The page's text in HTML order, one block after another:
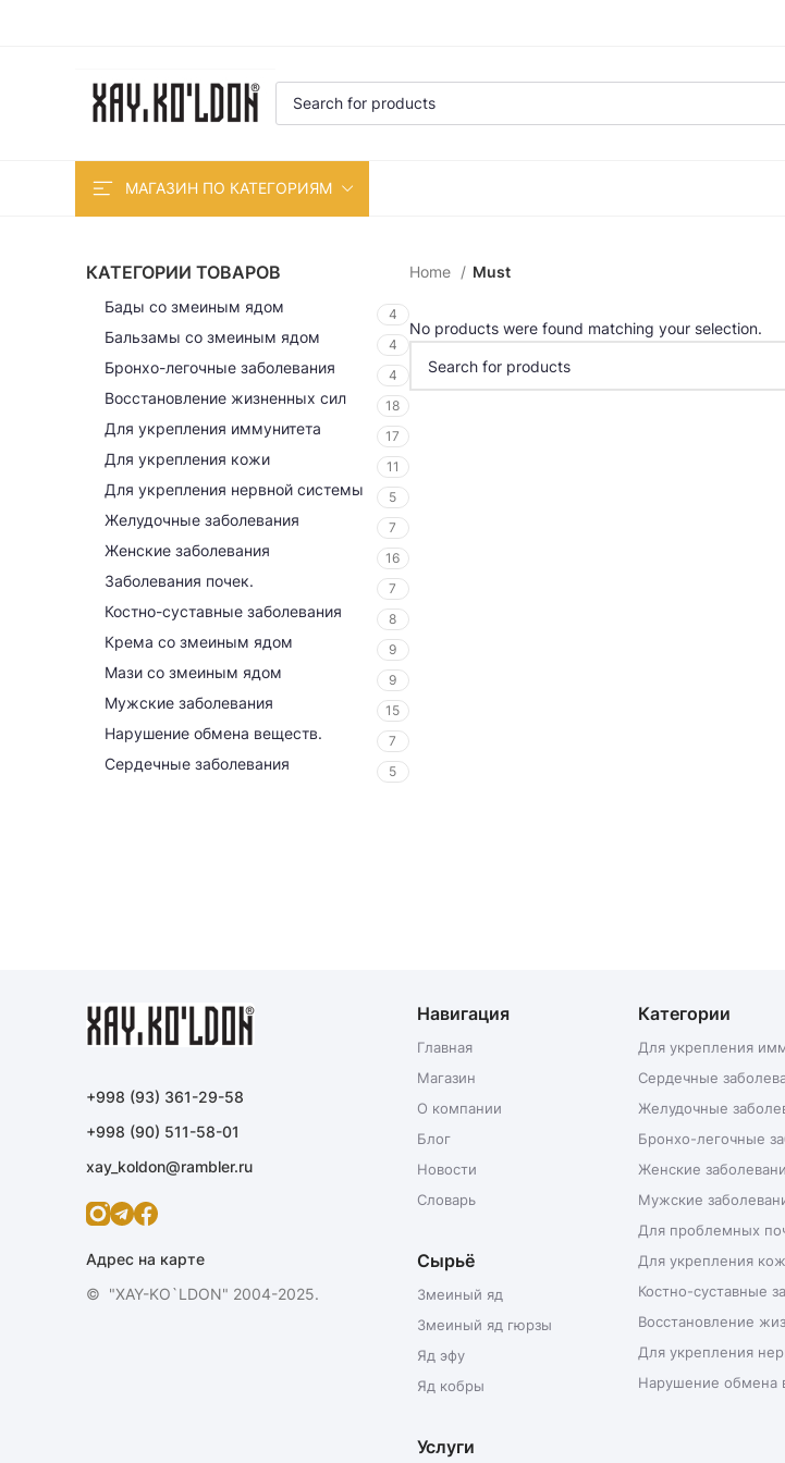
МАГАЗИН ПО КАТЕГОРИЯМ
КАТЕГОРИИ ТОВАРОВ
Бады со змеиным ядом 4
Бальзамы со змеиным ядом 4
Бронхо-легочные заболевания 4
Восстановление жизненных сил 18
Для укрепления иммунитета 17
Для укрепления кожи 11
Для укрепления нервной системы 5
Желудочные заболевания 7
Женские заболевания 16
Заболевания почек. 7
Костно-суставные заболевания 8
Крема со змеиным ядом 9
Мази со змеиным ядом 9
Мужские заболевания 15
Нарушение обмена веществ. 7
Сердечные заболевания 5
Home Must
No products were found matching your selection.
+998 (93) 361-29-58
+998 (90) 511-58-01
xay_koldon@rambler.ru
Адрес на карте
© "XAY-KO`LDON" 2004-2025.
Навигация
Главная
Магазин
О компании
Блог
Новости
Словарь
Сырьё
Змеиный яд
Змеиный яд гюрзы
Яд эфу
Яд кобры
Услуги
Категории
Для укрепления
Сердечные
Желудочные
Бронхо-легочные
Женские
Мужские
Для проблемных
Для укрепления
Костно-суставные
Восстановление
Для укрепления
Нарушение обмена